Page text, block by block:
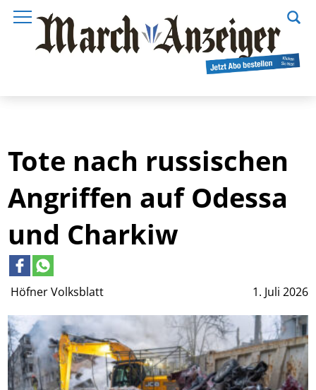
Höfner Volksblatt 1. Juli 2026
Tote nach russischen
Angriffen auf Odessa
und Charkiw